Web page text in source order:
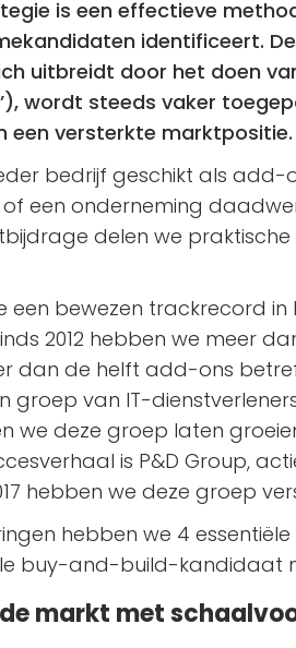
is een effectieve
identificeert.
uitbreidt door het doen
wordt steeds vaker
een versterkte marktpositie.
bedrijf geschikt als add-
of een onderneming
delen we
een bewezen trackrecord
2012 hebben we meer
dan de helft add-ons
groep van IT-
we deze groep laten
is P&D Group,
hebben we deze groep
hebben we 4
buy-and-build-kandidaat
markt met